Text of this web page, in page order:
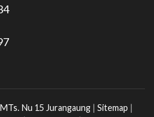
MTs. Nu 15 Jurangaung | Sitemap |